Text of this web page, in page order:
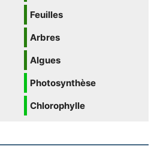
Feuilles
Arbres
Algues
Photosynthèse
Chlorophylle